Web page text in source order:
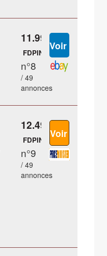
11.99 €
FDPIN
n°8
/ 49
annonces
12.49 €
FDPIN
n°9
/ 49
annonces